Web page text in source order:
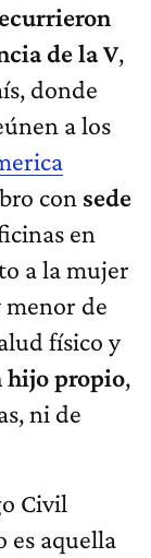
de la V,
donde
a los
con sede
en
a la mujer
menor de
físico y
hijo propio,
ni de
Civil
es aquella